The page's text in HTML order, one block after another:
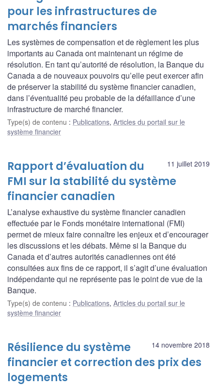
pour les infrastructures de
marchés financiers
Les systèmes de compensation et de règlement les plus
importants au Canada ont maintenant un régime de
résolution. En tant qu’autorité de résolution, la Banque du
Canada a de nouveaux pouvoirs qu’elle peut exercer afin
de préserver la stabilité du système financier canadien,
dans l’éventualité peu probable de la défaillance d’une
infrastructure de marché financier.
Type(s) de contenu : Publications, Articles du portail sur le
système financier
11 juillet 2019
Rapport d’évaluation du
FMI sur la stabilité du système
financier canadien
L’analyse exhaustive du système financier canadien
effectuée par le Fonds monétaire international (FMI)
permet de mieux faire connaître les enjeux et d’encourager
les discussions et les débats. Même si la Banque du
Canada et d’autres autorités canadiennes ont été
consultées aux fins de ce rapport, il s’agit d’une évaluation
indépendante qui ne représente pas le point de vue de la
Banque.
Type(s) de contenu : Publications, Articles du portail sur le
système financier
14 novembre 2018
Résilience du système
financier et correction des prix des
logements